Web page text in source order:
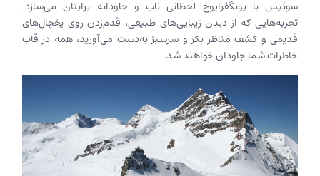
سوئیس با یونگفرایوخ لحظاتی ناب و جاودانه برایتان می‌سازد.
تجربه‌هایی که از دیدن زیبایی‌های طبیعی، قدم‌زدن روی یخچال‌های
قدیمی و کشف مناظر بکر و سرسبز به‌دست می‌آورید، همه در قاب
خاطرات شما جاودان خواهند شد.